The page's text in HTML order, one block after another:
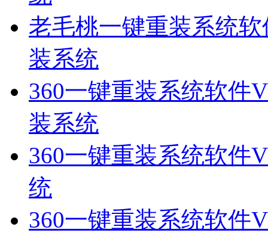
老毛桃一键重装系统
装系统
360一键重装系统软件
装系统
360一键重装系统软件
统
360一键重装系统软件